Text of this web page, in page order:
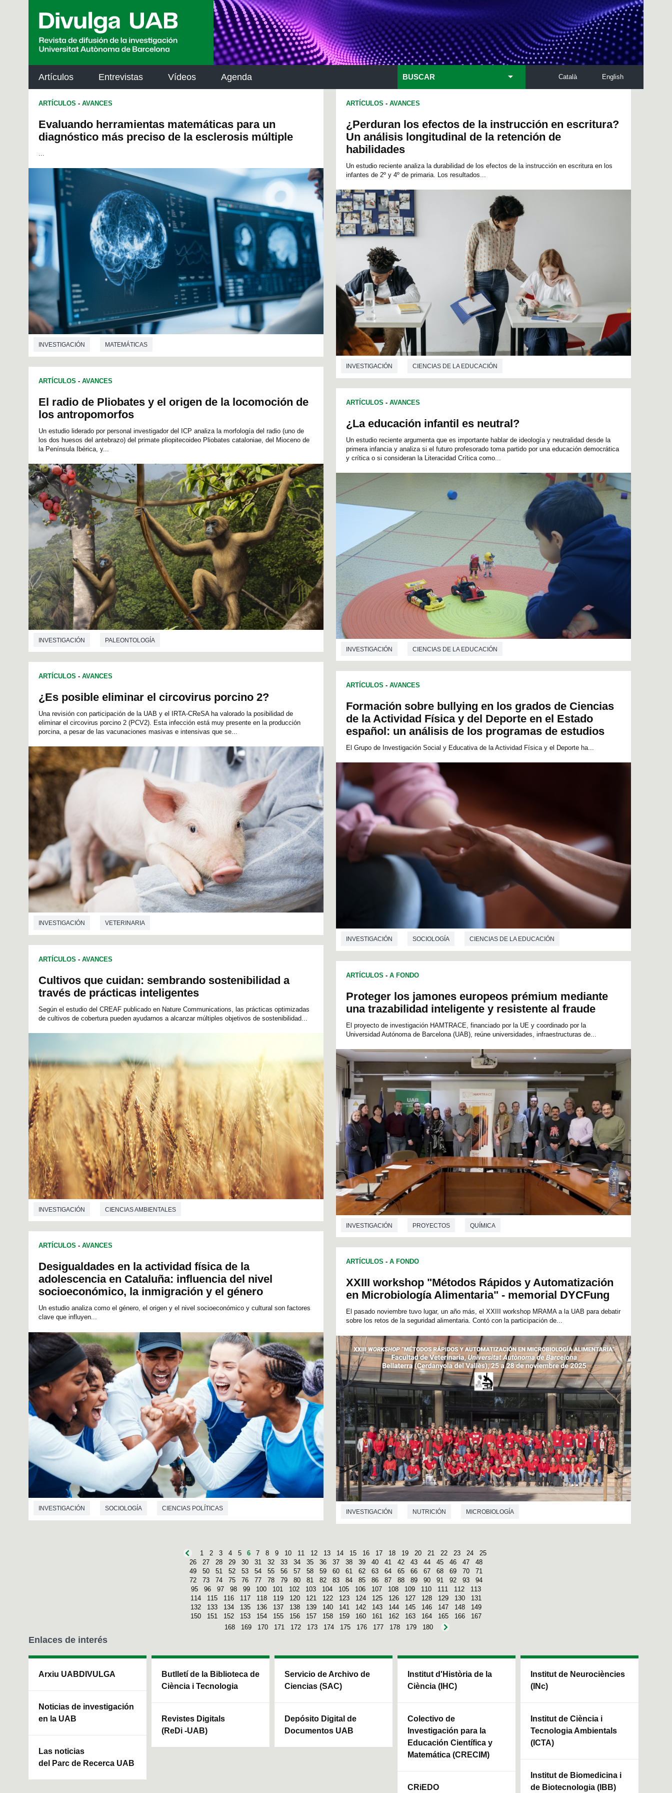
Artículos Entrevistas Vídeos Agenda English
Català
BUSCAR
ARTÍCULOS - AVANCES
Evaluando herramientas matemáticas para un
diagnóstico más preciso de la esclerosis múltiple
...
INVESTIGACIÓN MATEMÁTICAS
ARTÍCULOS - AVANCES
El radio de Pliobates y el origen de la locomoción de
los antropomorfos
Un estudio liderado por personal investigador del ICP analiza la morfología del radio (uno de
los dos huesos del antebrazo) del primate pliopitecoideo Pliobates cataloniae, del Mioceno de
la Península Ibérica, y...
INVESTIGACIÓN PALEONTOLOGÍA
ARTÍCULOS - AVANCES
¿Es posible eliminar el circovirus porcino 2?
Una revisión con participación de la UAB y el IRTA-CReSA ha valorado la posibilidad de
eliminar el circovirus porcino 2 (PCV2). Esta infección está muy presente en la producción
porcina, a pesar de las vacunaciones masivas e intensivas que se...
INVESTIGACIÓN VETERINARIA
ARTÍCULOS - AVANCES
Cultivos que cuidan: sembrando sostenibilidad a
través de prácticas inteligentes
Según el estudio del CREAF publicado en Nature Communications, las prácticas optimizadas
de cultivos de cobertura pueden ayudarnos a alcanzar múltiples objetivos de sostenibilidad...
INVESTIGACIÓN CIENCIAS AMBIENTALES
ARTÍCULOS - AVANCES
Desigualdades en la actividad física de la
adolescencia en Cataluña: influencia del nivel
socioeconómico, la inmigración y el género
Un estudio analiza como el género, el origen y el nivel socioeconómico y cultural son factores
clave que influyen...
INVESTIGACIÓN SOCIOLOGÍA CIENCIAS POLÍTICAS
ARTÍCULOS - AVANCES
¿Perduran los efectos de la instrucción en escritura?
Un análisis longitudinal de la retención de
habilidades
Un estudio reciente analiza la durabilidad de los efectos de la instrucción en escritura en los
infantes de 2º y 4º de primaria. Los resultados...
INVESTIGACIÓN CIENCIAS DE LA EDUCACIÓN
ARTÍCULOS - AVANCES
¿La educación infantil es neutral?
Un estudio reciente argumenta que es importante hablar de ideología y neutralidad desde la
primera infancia y analiza si el futuro profesorado toma partido por una educación democrática
y crítica o si consideran la Literacidad Crítica como...
INVESTIGACIÓN CIENCIAS DE LA EDUCACIÓN
ARTÍCULOS - AVANCES
Formación sobre bullying en los grados de Ciencias
de la Actividad Física y del Deporte en el Estado
español: un análisis de los programas de estudios
El Grupo de Investigación Social y Educativa de la Actividad Física y el Deporte ha...
INVESTIGACIÓN SOCIOLOGÍA CIENCIAS DE LA EDUCACIÓN
ARTÍCULOS - A FONDO
Proteger los jamones europeos prémium mediante
una trazabilidad inteligente y resistente al fraude
El proyecto de investigación HAMTRACE, financiado por la UE y coordinado por la
Universidad Autónoma de Barcelona (UAB), reúne universidades, infraestructuras de...
INVESTIGACIÓN PROYECTOS QUÍMICA
ARTÍCULOS - A FONDO
XXIII workshop "Métodos Rápidos y Automatización
en Microbiología Alimentaria" - memorial DYCFung
El pasado noviembre tuvo lugar, un año más, el XXIII workshop MRAMA a la UAB para debatir
sobre los retos de la seguridad alimentaria. Contó con la participación de...
INVESTIGACIÓN NUTRICIÓN MICROBIOLOGÍA
1 2 3 4 5 6 7 8 9 10 11 12 13 14 15 16 17 18 19 20 21 22 23 24
25
26
27 28 29 30 31 32 33 34 35 36 37 38 39 40 41 42 43 44 45 46 47
48
49
50 51 52 53 54 55 56 57 58 59 60 61 62 63 64 65 66 67 68 69 70
71
72
73 74 75 76 77 78 79 80 81 82 83 84 85 86 87 88 89 90 91 92 93
94
95
96 97 98 99 100 101 102 103 104 105 106 107 108 109 110 111 112
113
114
115 116 117 118 119 120 121 122 123 124 125 126 127 128 129 130
131
132
133 134 135 136 137 138 139 140 141 142 143 144 145 146 147 148
149
150
151 152 153 154 155 156 157 158 159 160 161 162 163 164 165 166
167
168
169 170 171 172 173 174 175 176 177 178 179 180
Enlaces de interés
Arxiu UABDIVULGA
Noticias de investigación
en la UAB
Las noticias
del Parc de Recerca UAB
Butlletí de la Biblioteca de
Ciència i Tecnologia
Revistes Digitals
(ReDi -UAB)
Servicio de Archivo de
Ciencias (SAC)
Depósito Digital de
Documentos UAB
Institut d'Història de la
Ciència (IHC)
Colectivo de
Investigación para la
Educación Científica y
Matemática (CRECIM)
CRiEDO
Institut de Neurociències
(INc)
Institut de Ciència i
Tecnologia Ambientals
(ICTA)
Institut de Biomedicina i
de Biotecnologia (IBB)